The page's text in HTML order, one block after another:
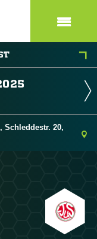
Schleddestr. 20,